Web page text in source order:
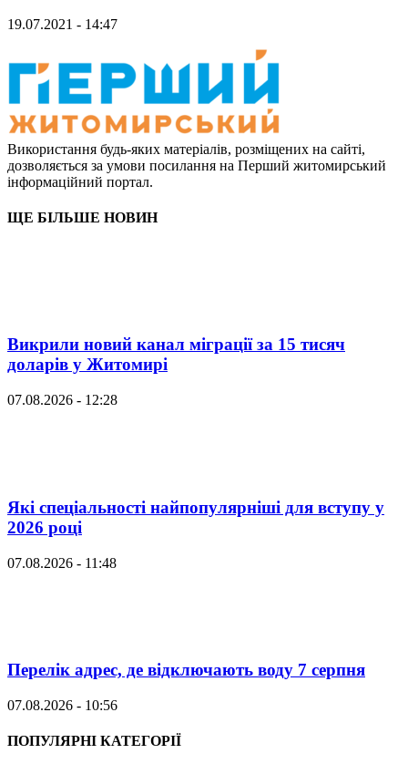
19.07.2021 - 14:47
Використання будь-яких матеріалів, розміщених на сайті,
дозволяється за умови посилання на Перший житомирський
інформаційний портал.
ЩЕ БІЛЬШЕ НОВИН
Викрили новий канал міграції за 15 тисяч
доларів у Житомирі
07.08.2026 - 12:28
Які спеціальності найпопулярніші для вступу у
2026 році
07.08.2026 - 11:48
Перелік адрес, де відключають воду 7 серпня
07.08.2026 - 10:56
ПОПУЛЯРНІ КАТЕГОРІЇ